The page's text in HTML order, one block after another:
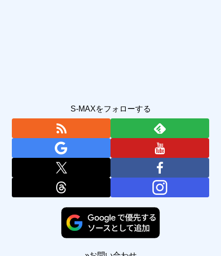
S-MAXをフォローする